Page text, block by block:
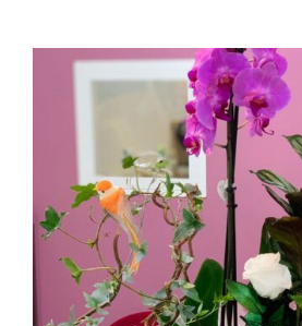
AÑADIR AL CARRITO
DETALLES